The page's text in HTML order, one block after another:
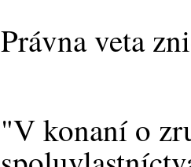
Právna veta
"V konaní o